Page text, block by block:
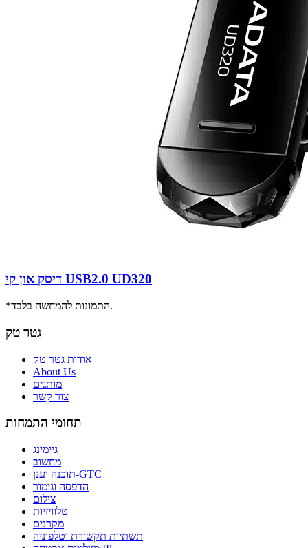
דיסק און קי USB2.0 UD320
*התמונות להמחשה בלבד.
גטר טק
אודות גטר טק
About Us
מותגים
צור קשר
תחומי התמחות
גיימינג
מחשוב
תוכנה וענן-GTC
הדפסה וגימור
צילום
טלוויזיות
מקרנים
תשתיות תקשורת וטלפוניה